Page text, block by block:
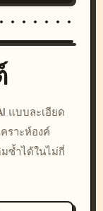
sunset, neon
--v 6.0
แบบละเอียด
ราะห์องค์
ซ้ำได้ในไม่กี่